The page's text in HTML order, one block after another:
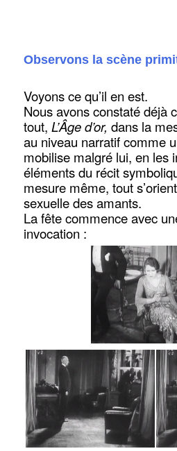
Observons la scène
Voyons ce qu’il en est.
Nous avons constaté déjà
tout,L’Âge d’or, dans la
au niveau narratif comme
mobilise malgré lui, en les
éléments du récit
mesure même, tout
sexuelle des amants.
La fête commence avec
invocation :